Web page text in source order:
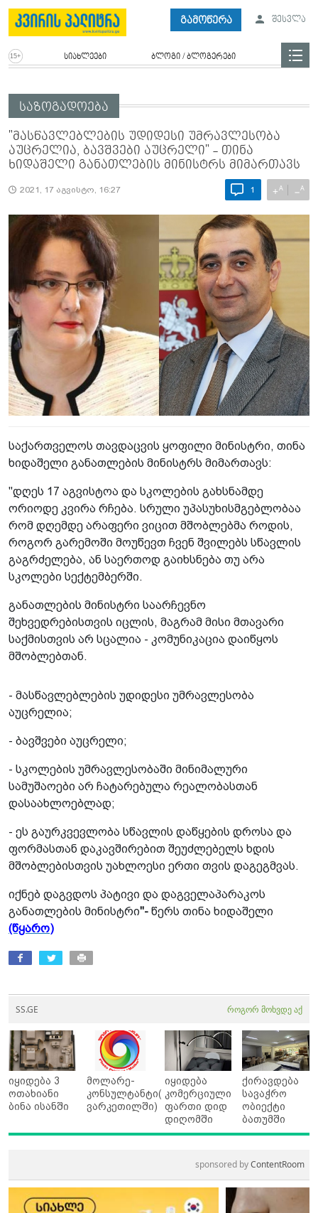
გამოწერა შესვლა
სიახლეები ბლოგი / ბლოგერები
საზოგადოება
"მასწავლებლების უდიდესი უმრავლესობა
აუცრელია, ბავშვები აუცრელი" - თინა
ხიდაშელი განათლების მინისტრს მიმართავს
2021, 17 აგვისტო, 16:27 1 +A −A
საქართველოს თავდაცვის ყოფილი მინისტრი, თინა
ხიდაშელი განათლების მინისტრს მიმართავს:
"დღეს 17 აგვისტოა და სკოლების გახსნამდე
ორიოდე კვირა რჩება. სრული უპასუხისმგებლობაა
რომ დღემდე არაფერი ვიცით მშობლებმა როდის,
როგორ გარემოში მოუწევთ ჩვენ შვილებს სწავლის
გაგრძელება, ან საერთოდ გაიხსნება თუ არა
სკოლები სექტემბერში.
განათლების მინისტრი საარჩევნო
შეხვედრებისთვის იცლის, მაგრამ მისი მთავარი
საქმისთვის არ სცალია - კომუნიკაცია დაიწყოს
მშობლებთან.
- მასწავლებლების უდიდესი უმრავლესობა
აუცრელია;
- ბავშვები აუცრელი;
- სკოლების უმრავლესობაში მინიმალური
სამუშაოები არ ჩატარებულა რეალობასთან
დასაახლოებლად;
- ეს გაურკვევლობა სწავლის დაწყების დროსა და
ფორმასთან დაკავშირებით შეუძლებელს ხდის
მშობლებისთვის უახლოესი ერთი თვის დაგეგმვას.
იქნებ დაგვდოს პატივი და დაგველაპარაკოს
განათლების მინისტრი"- წერს თინა ხიდაშელი
(წყარო)
SS.GE როგორ მოხვდე აქ
იყიდება 3
ოთახიანი
ბინა ისანში
მოლარე-
კონსულტანტი(
ვარკეთილში)
იყიდება
კომერციული
ფართი დიდ
დიღომში
ქირავდება
სავაჭრო
ობიექტი
ბათუმში
sponsored byContentRoom